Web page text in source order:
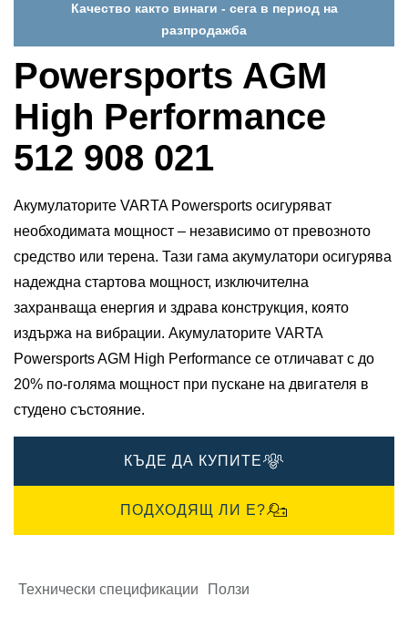
Качество както винаги - сега в период на
разпродажба
Powersports AGM
High Performance
512 908 021
Акумулаторите VARTA Powersports осигуряват
необходимата мощност – независимо от превозното
средство или терена. Тази гама акумулатори осигурява
надеждна стартова мощност, изключителна
захранваща енергия и здрава конструкция, която
издържа на вибрации. Акумулаторите VARTA
Powersports AGM High Performance се отличават с до
20% по-голяма мощност при пускане на двигателя в
студено състояние.
КЪДЕ ДА КУПИТЕ
ПОДХОДЯЩ ЛИ Е?
Технически спецификации Ползи